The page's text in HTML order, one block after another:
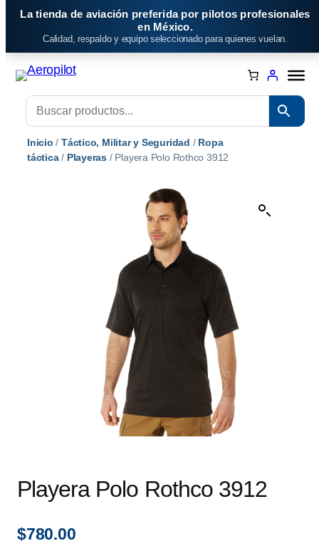
Saltar
La tienda de aviación preferida por pilotos profesionales
en México.
Calidad, respaldo y equipo seleccionado para quienes vuelan.
Inicio /Táctico, Militar y Seguridad / Ropa
táctica/ Playeras / Playera Polo Rothco 3912
Playera Polo Rothco 3912
$780.00